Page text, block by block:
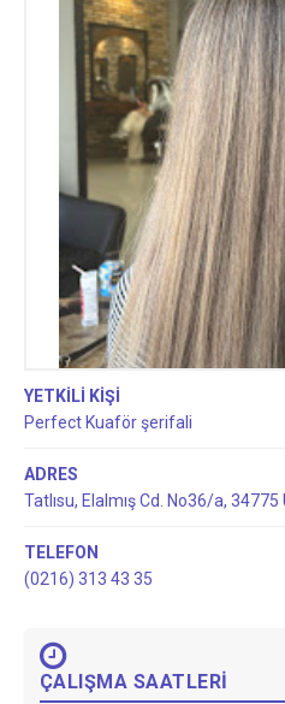
YETKİLİ KİŞİ
Perfect Kuaför şerifali
ADRES
Tatlısu, Elalmış Cd. No36/a,
TELEFON
(0216) 313 43 35
ÇALIŞMA SAATLERİ